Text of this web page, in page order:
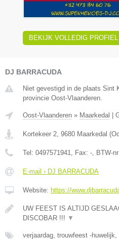
BEKIJK VOLLEDIG PROFIEL
DJ BARRACUDA
Niet gevestigd in de plaats Sint
provincie Oost-Vlaanderen.
Oost-Vlaanderen » Maarkedal
Kortekeer 2, 9680 Maarkedal (
Tel: 0497571941, Fax: -, BTW-
E-mail › DJ BARRACUDA
Website: https://
UW FEEST IS ALTIJD
DISCOBAR !!! ▼
verjaardag, trouwfeest -